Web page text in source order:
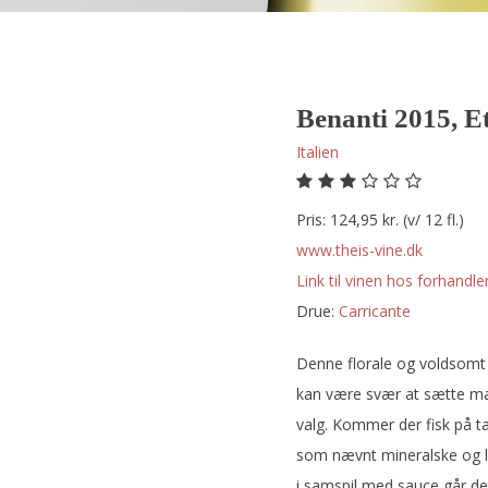
Benanti 2015,
Italien
Pris: 124,95 kr. (v/ 12 fl.)
www.theis-vine.dk
Link til vinen hos
Drue:
carricante
Denne florale og
kan være svær at sætte
valg. Kommer der fisk på
som nævnt mineralske og